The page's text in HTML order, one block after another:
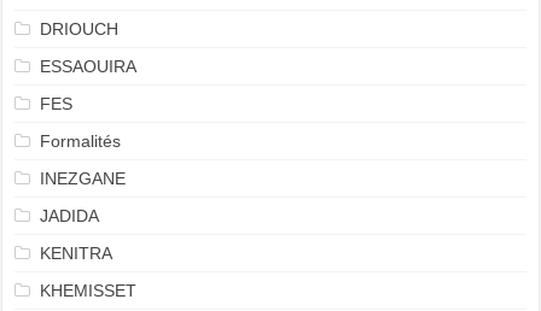
DRIOUCH
ESSAOUIRA
FES
Formalités
INEZGANE
JADIDA
KENITRA
KHEMISSET